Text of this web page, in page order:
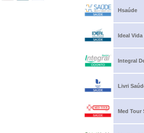
Hsaúde
Ideal Vida
Integral
Livri
Med Tour